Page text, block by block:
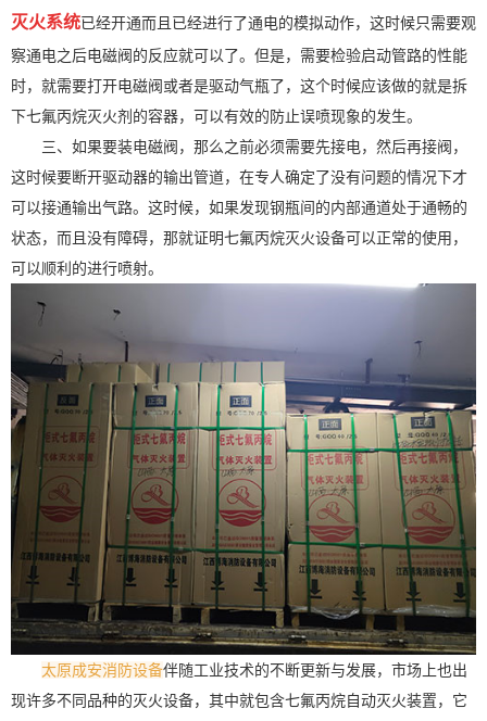
灭火系统已经开通而且已经进行了通电的模拟动作，这时候只需要观
察通电之后电磁阀的反应就可以了。但是，需要检验启动管路的性能
时，就需要打开电磁阀或者是驱动气瓶了，这个时候应该做的就是拆
下七氟丙烷灭火剂的容器，可以有效的防止误喷现象的发生。
三、如果要装电磁阀，那么之前必须需要先接电，然后再接阀，
这时候要断开驱动器的输出管道，在专人确定了没有问题的情况下才
可以接通输出气路。这时候，如果发现钢瓶间的内部通道处于通畅的
状态，而且没有障碍，那就证明七氟丙烷灭火设备可以正常的使用，
可以顺利的进行喷射。
太原成安消防设备伴随工业技术的不断更新与发展，市场上也出
现许多不同品种的灭火设备，其中就包含七氟丙烷自动灭火装置，它